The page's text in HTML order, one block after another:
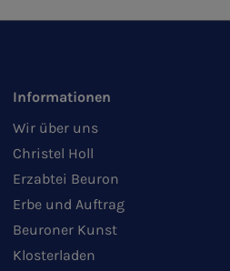
Informationen
Wir über uns
Christel Holl
Erzabtei Beuron
Erbe und Auftrag
Beuroner Kunst
Klosterladen